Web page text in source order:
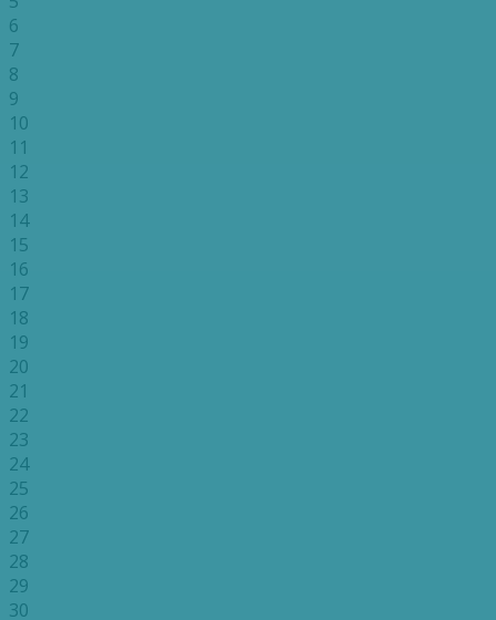
6
7
8
9
10
11
12
13
14
15
16
17
18
19
20
21
22
23
24
25
26
27
28
29
30